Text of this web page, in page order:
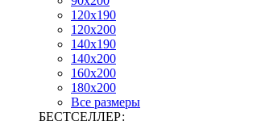
120х190
120х200
140х190
140х200
160х200
180х200
Все размеры
БЕСТСЕЛЛЕР: